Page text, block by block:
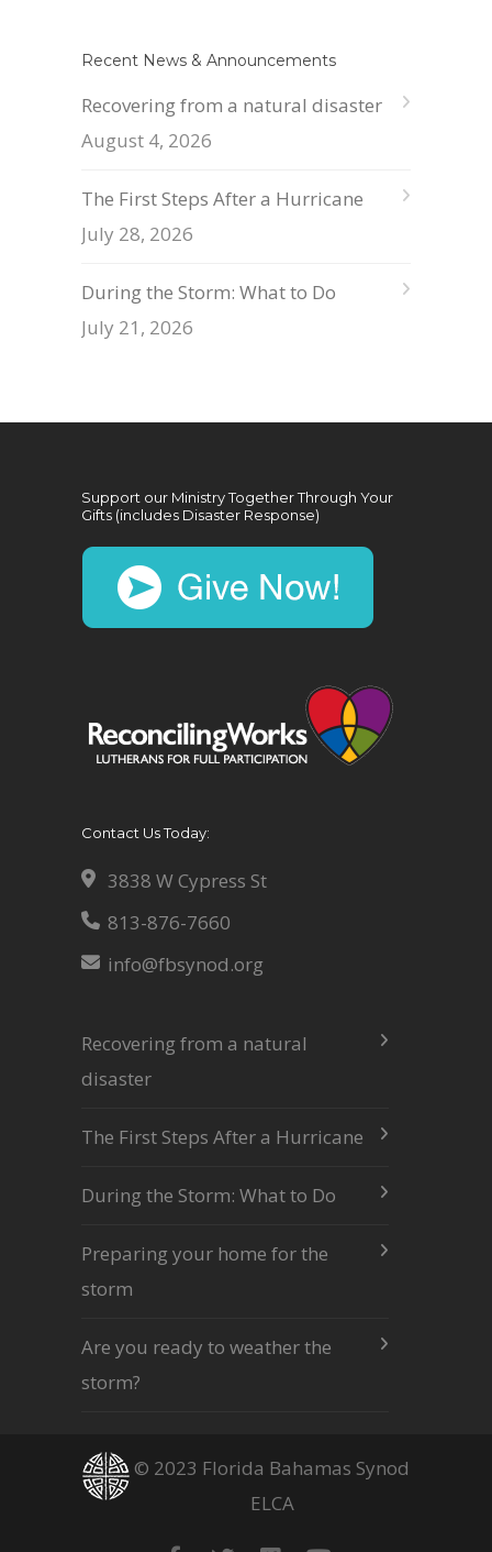
Recent News & Announcements
Recovering from a natural disaster
August 4, 2026
The First Steps After a Hurricane
July 28, 2026
During the Storm: What to Do
July 21, 2026
Support our Ministry Together Through Your
Gifts (includes Disaster Response)
Contact Us Today:
3838 W Cypress St
813-876-7660
info@fbsynod.org
Recovering from a natural
disaster
The First Steps After a Hurricane
During the Storm: What to Do
Preparing your home for the
storm
Are you ready to weather the
storm?
© 2023 Florida Bahamas Synod
ELCA